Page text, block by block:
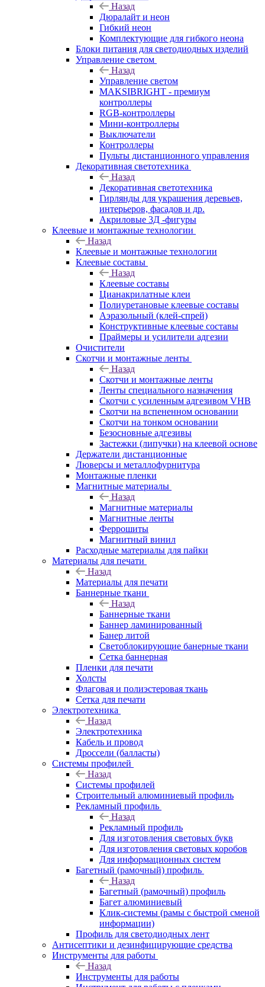
Назад
Дюралайт и неон
Гибкий неон
Комплектующие для гибкого неона
Блоки питания для светодиодных изделий
Управление светом
Назад
Управление светом
MAKSIBRIGHT - премиум
контроллеры
RGB-контроллеры
Мини-контроллеры
Выключатели
Контроллеры
Пульты дистанционного управления
Декоративная светотехника
Назад
Декоративная светотехника
Гирлянды для украшения деревьев,
интерьеров, фасадов и др.
Акриловые 3Д -фигуры
Клеевые и монтажные технологии
Назад
Клеевые и монтажные технологии
Клеевые составы
Назад
Клеевые составы
Цианакрилатные клеи
Полиуретановые клеевые составы
Аэразольный (клей-спрей)
Конструктивные клеевые составы
Праймеры и усилители адгезии
Очистители
Скотчи и монтажные ленты
Назад
Скотчи и монтажные ленты
Ленты специального назначения
Скотчи с усиленным адгезивом VHB
Скотчи на вспененном основании
Скотчи на тонком основании
Безосновные адгезивы
Застежки (липучки) на клеевой основе
Держатели дистанционные
Люверсы и металлофурнитура
Монтажные пленки
Магнитные материалы
Назад
Магнитные материалы
Магнитные ленты
Феррошиты
Магнитный винил
Расходные материалы для пайки
Материалы для печати
Назад
Материалы для печати
Баннерные ткани
Назад
Баннерные ткани
Баннер ламинированный
Банер литой
Светоблокирующие банерные ткани
Сетка баннерная
Пленки для печати
Холсты
Флаговая и полиэстеровая ткань
Сетка для печати
Электротехника
Назад
Электротехника
Кабель и провод
Дроссели (балласты)
Системы профилей
Назад
Системы профилей
Строительный алюминиевый профиль
Рекламный профиль
Назад
Рекламный профиль
Для изготовления световых букв
Для изготовления световых коробов
Для информационных систем
Багетный (рамочный) профиль
Назад
Багетный (рамочный) профиль
Багет алюминиевый
Клик-системы (рамы с быстрой сменой
информации)
Профиль для светодиодных лент
Антисептики и дезинфицирующие средства
Инструменты для работы
Назад
Инструменты для работы